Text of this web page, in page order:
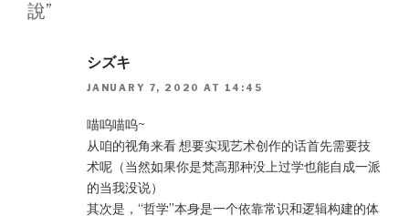
說”
シズキ
JANUARY 7, 2020 AT 14:45
喵呜喵呜~
从咱的视角来看 想要实现艺术创作的话首先需要技
术呢（当然如果你是梵高那种没上过学也能自成一派
的当我没说）
其次是，“哲学”本身是一个依靠常识和逻辑构建的体